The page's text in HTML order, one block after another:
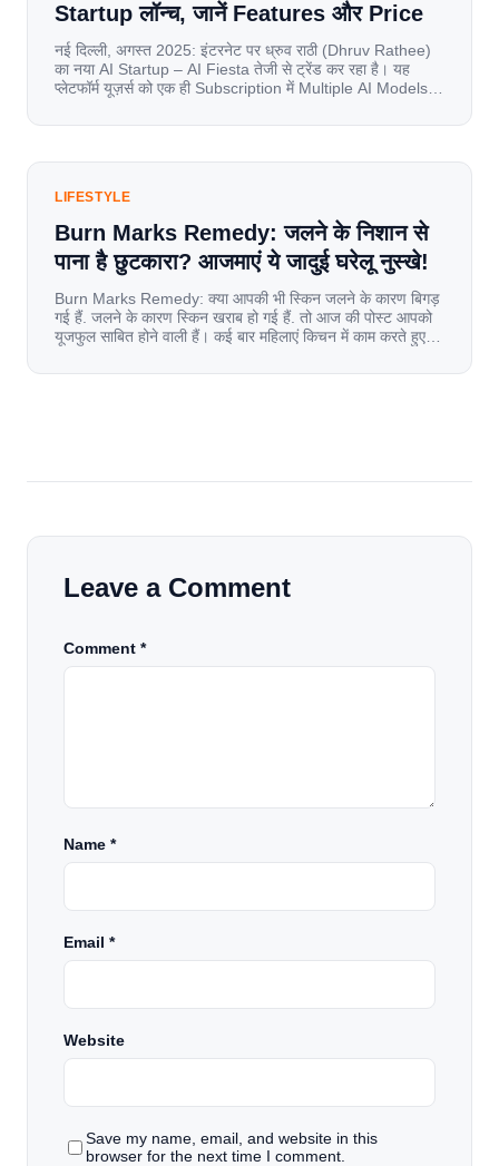
Startup लॉन्च, जानें Features और Price
नई दिल्ली, अगस्त 2025: इंटरनेट पर ध्रुव राठी (Dhruv Rathee)
का नया AI Startup – AI Fiesta तेजी से ट्रेंड कर रहा है। यह
प्लेटफॉर्म यूज़र्स को एक ही Subscription में Multiple AI Models
यूज़र्स का जबरदस्त रिस्पॉन्स लॉन्च के तुरंत […]
LIFESTYLE
Burn Marks Remedy: जलने के निशान से
पाना है छुटकारा? आजमाएं ये जादुई घरेलू नुस्खे!
Burn Marks Remedy: क्या आपकी भी स्किन जलने के कारण बिगड़
गई हैं. जलने के कारण स्किन खराब हो गई हैं. तो आज की पोस्ट आपको
यूजफुल साबित होने वाली हैं। कई बार महिलाएं किचन में काम करते हुए
[…]
Leave a Comment
Comment *
Name *
Email *
Website
Save my name, email, and website in this
browser for the next time I comment.